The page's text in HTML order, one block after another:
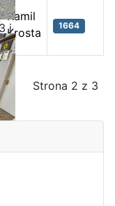
i
Kamil
Krosta
1664
Strona 2 z 3